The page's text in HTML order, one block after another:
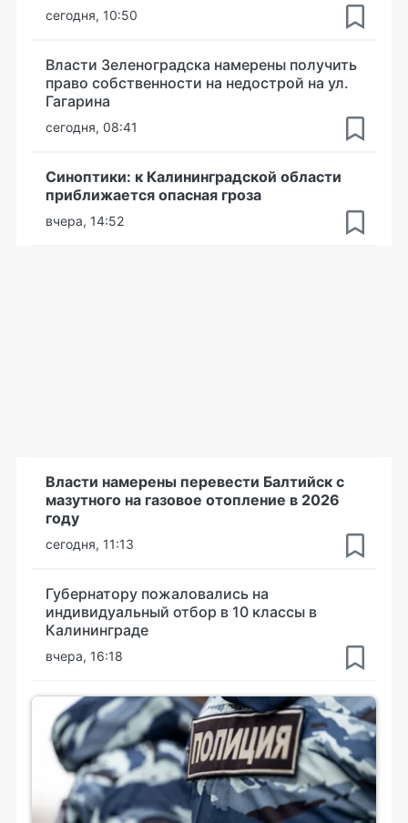
сегодня, 10:50
Власти Зеленоградска намерены получить
право собственности на недострой на ул.
Гагарина
сегодня, 08:41
Синоптики: к Калининградской области
приближается опасная гроза
вчера, 14:52
Власти намерены перевести Балтийск с
мазутного на газовое отопление в 2026
году
сегодня, 11:13
Губернатору пожаловались на
индивидуальный отбор в 10 классы в
Калининграде
вчера, 16:18